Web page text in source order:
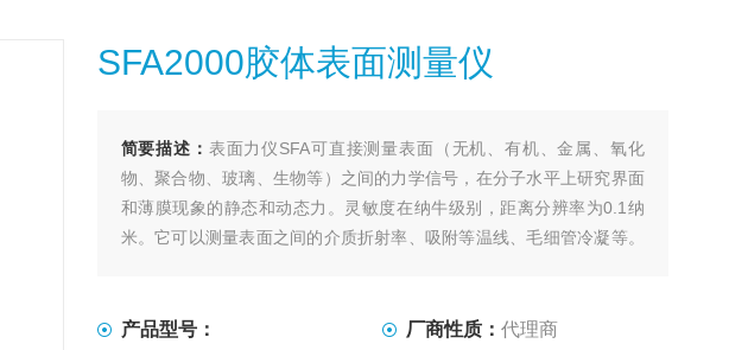
SFA2000胶体表面测量仪
简要描述： 表面力仪SFA可直接测量表面（无机、有机、金属、氧化
物、聚合物、玻璃、生物等）之间的力学信号，在分子水平上研究界面
和薄膜现象的静态和动态力。灵敏度在纳牛级别，距离分辨率为0.1纳
米。它可以测量表面之间的介质折射率、吸附等温线、毛细管冷凝等。
形之间介质折射率的实时变化。
产品型号： 厂商性质：代理商